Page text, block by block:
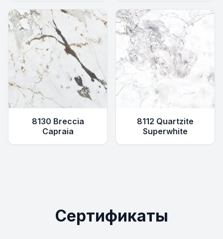
8130 Breccia
Capraia
8112 Quartzite
Superwhite
Сертификаты